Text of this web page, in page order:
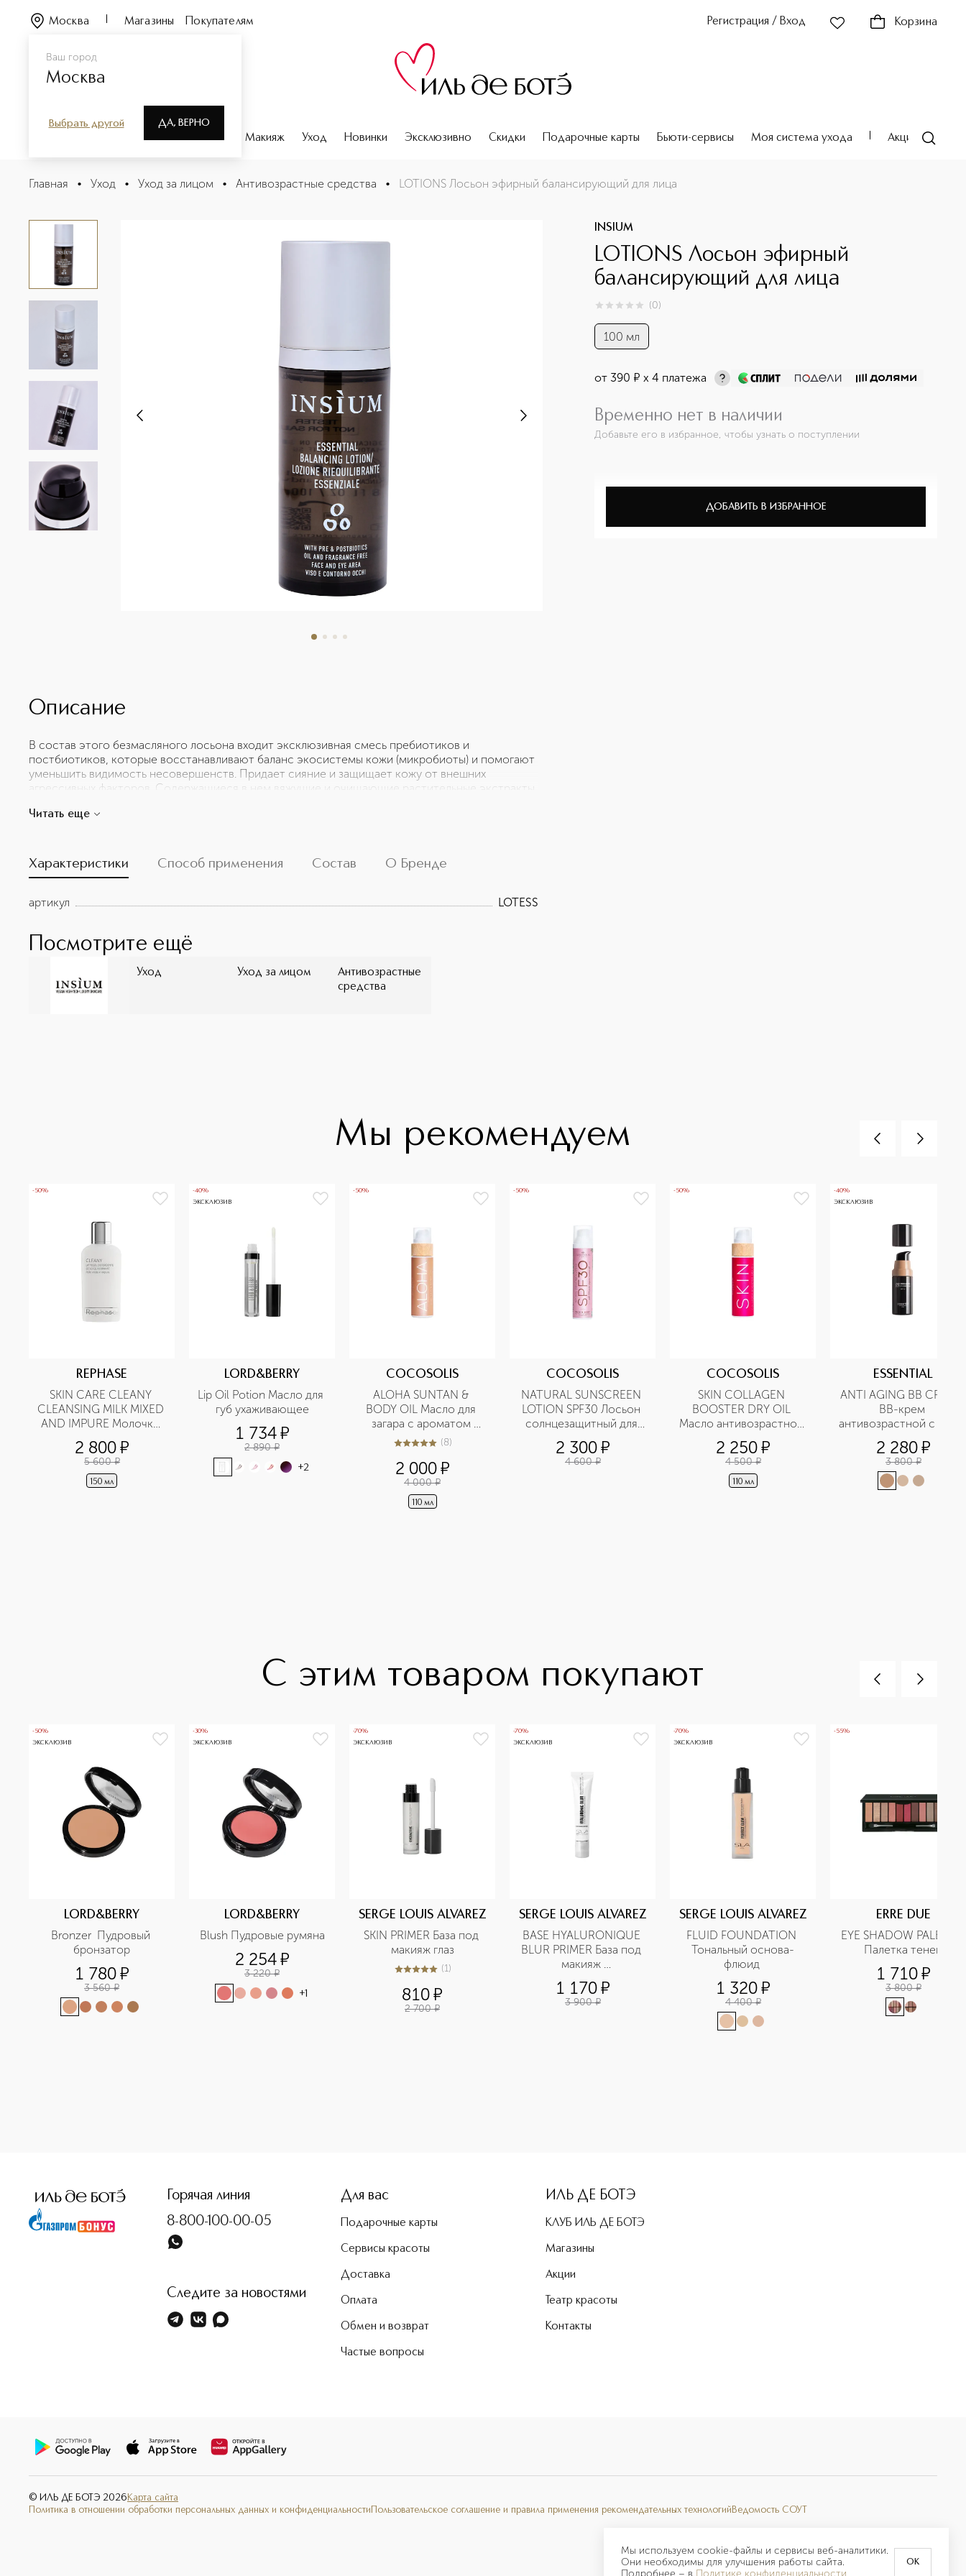
Мы используем cookie-файлы и сервисы веб-аналитики.
Они необходимы для улучшения работы сайта.
Подробнее – в Политике конфиденциальности
OK
Ваш город
Москва
Выбрать другой ДА, ВЕРНО
Москва Магазины Покупателям Регистрация / Вход Корзина
Парфюмерия Макияж Уход Новинки Эксклюзивно Скидки Подарочные карты Бьюти-сервисы Моя система ухода Акции
LOTIONS Лосьон эфирный балансирующий для лица
Описание
Главная • Уход • Уход за лицом • Антивозрастные средства • LOTIONS Лосьон эфирный балансирующий для лица
INSIUM
LOTIONS Лосьон эфирный
балансирующий для лица
0из 0 (0)
100 мл
от 390 ¤ х 4 платежа
Временно нет в наличии
Добавьте его в избранное, чтобы узнать о поступлении
ДОБАВИТЬ В ИЗБРАННОЕ
Описание
В состав этого безмасляного лосьона входит эксклюзивная смесь пребиотиков и
постбиотиков, которые восстанавливают баланс экосистемы кожи (микробиоты) и помогают
уменьшить видимость несовершенств. Придает сияние и защищает кожу от внешних
агрессивных факторов. Содержащиеся в нем вяжущие и очищающие растительные экстракты
выглядит более сияющей, свежей и ровной.
Читать еще
Характеристики Способ применения Состав О Бренде
артикул LOTESS
Посмотрите ещё
Уход Уход за лицом
Антивозрастные
средства
Мы рекомендуем
-50%
REPHASE
SKIN CARE CLEANY
CLEANSING MILK MIXED
AND IMPURE Молочко
очищающее
себорегулирующее
2 800¤
5 600 ¤
150 мл
-40%
ЭКСКЛЮЗИВ
LORD&BERRY
Lip Oil Potion Масло для
губ ухаживающее
1 734¤
2 890 ¤
+2
-50%
COCOSOLIS
ALOHA SUNTAN &
BODY OIL Масло для
загара с ароматом
кокоса
5из 58 (8)
2 000¤
4 000 ¤
110 мл
-50%
COCOSOLIS
NATURAL SUNSCREEN
LOTION SPF30 Лосьон
солнцезащитный для
лица и тела SPF30
2 300¤
4 600 ¤
-50%
COCOSOLIS
SKIN COLLAGEN
BOOSTER DRY OIL
Масло антивозрастное
для лица и тела
2 250¤
4 500 ¤
110 мл
-40%
ЭКСКЛЮЗИВ
ESSENTIAL
ANTI AGING BB CREAM
BB-крем
антивозрастной с
2 280¤
3 800 ¤
С этим товаром покупают
-50%
ЭКСКЛЮЗИВ
LORD&BERRY
Bronzer  Пудровый
бронзатор
1 780¤
3 560 ¤
-30%
ЭКСКЛЮЗИВ
LORD&BERRY
Blush Пудровые румяна
2 254¤
3 220 ¤
+1
-70%
ЭКСКЛЮЗИВ
SERGE LOUIS ALVAREZ
SKIN PRIMER База под
макияж глаз
5из 51 (1)
810¤
2 700 ¤
-70%
ЭКСКЛЮЗИВ
SERGE LOUIS ALVAREZ
BASE HYALURONIQUE
BLUR PRIMER База под
макияж
разглаживающая
1 170¤
3 900 ¤
-70%
ЭКСКЛЮЗИВ
SERGE LOUIS ALVAREZ
FLUID FOUNDATION
Тональный основа-
флюид
1 320¤
4 400 ¤
-55%
ERRE DUE
EYE SHADOW PALETTE
Палетка теней
1 710¤
3 800 ¤
Горячая линия
8-800-100-00-05
Следите за новостями
Для вас
Подарочные карты
Сервисы красоты
Доставка
Оплата
Обмен и возврат
Частые вопросы
ИЛЬ ДЕ БОТЭ
КЛУБ ИЛЬ ДЕ БОТЭ
Магазины
Акции
Театр красоты
Контакты
© ИЛЬ ДЕ БОТЭ 2026 Карта сайта
Политика в отношении обработки персональных данных и конфиденциальности Пользовательское соглашение и правила применения рекомендательных технологий Ведомость СОУТ